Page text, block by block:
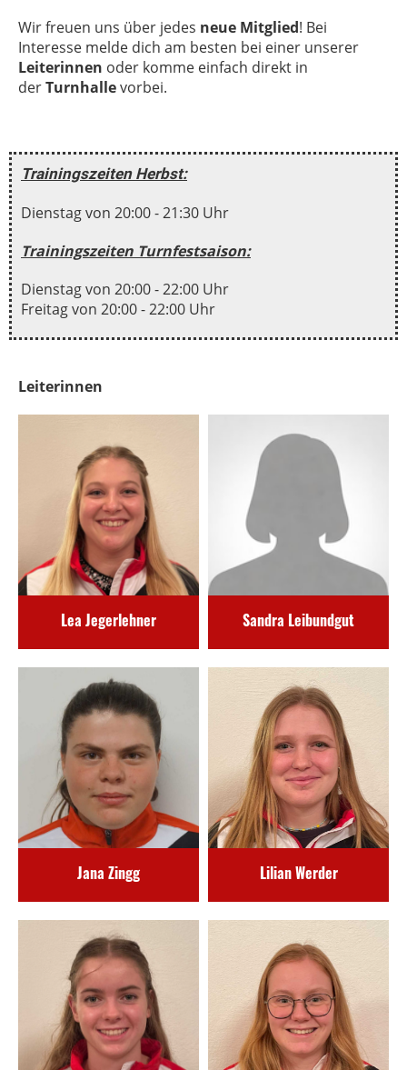
Wir freuen uns über jedes neue Mitglied! Bei
Interesse melde dich am besten bei einer unserer
Leiterinnen oder komme einfach direkt in
derTurnhallevorbei.
Trainingszeiten Herbst:
Dienstag von 20:00 - 21:30 Uhr
Trainingszeiten Turnfestsaison:
Dienstag von 20:00 - 22:00 Uhr
Freitag von 20:00 - 22:00 Uhr
Leiterinnen
Lea Jegerlehner Sandra Leibundgut
Jana Zingg Lilian Werder